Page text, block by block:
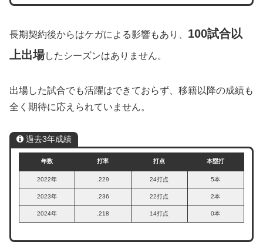
長期契約後からはケガによる影響もあり、 100試合以
上出場したシーズンはありません。
出場した試合でも活躍はできておらず、移籍以降の成績も
全く期待に応えられていません。
過去3年成績
年数 打率 打点 本塁打
2022年 .229 24打点 5本
2023年 .236 22打点 2本
2024年 .218 14打点 0本